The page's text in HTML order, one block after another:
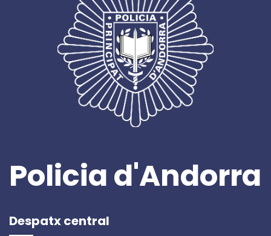
Policia d'Andorra
Despatx central